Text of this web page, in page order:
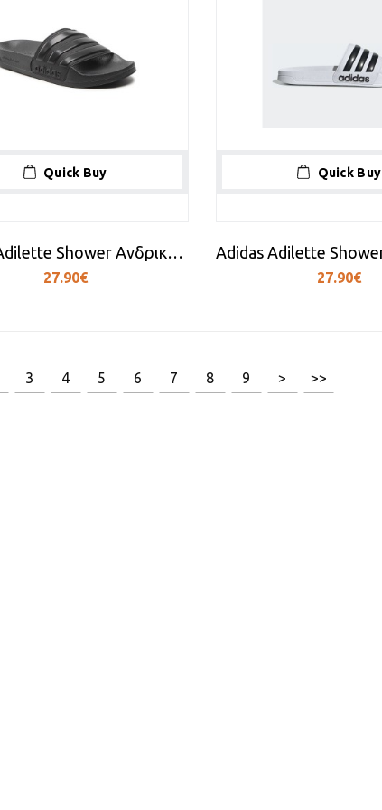
Quick Buy
Adidas Adilette Shower Ανδρικά Slides Black/Core
27.90€
Quick Buy
27.90€
3 4 5 6 7 8 9 > >>